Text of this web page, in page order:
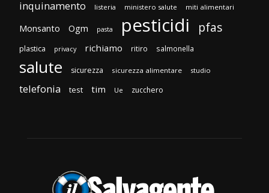
inquinamento listeria ministero salute miti alimentari
Monsanto Ogm pasta pesticidi pfas
plastica privacy richiamo ritiro salmonella
salute sicurezza sicurezza alimentare studio
telefonia test tim Ue zucchero